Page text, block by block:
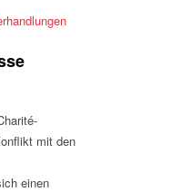
mit den
einen